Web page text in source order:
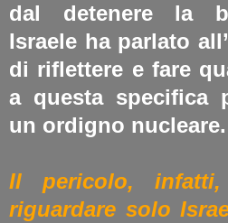
dal detenere la
Israele ha parlato
di riflettere e fare
a questa specifica
un ordigno nucleare.
Il pericolo,
riguardare solo